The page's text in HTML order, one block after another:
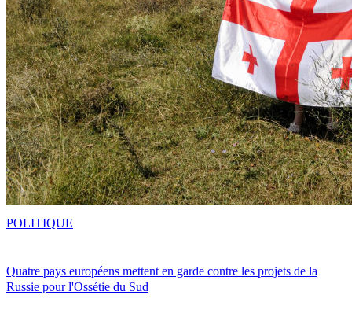
Quatre pays européens mettent en garde contre les projets de la
Russie pour l'Ossétie du Sud
POLITIQUE